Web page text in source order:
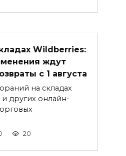
Wildberries:
ждут
с 1 августа
на складах
других онлайн-
20